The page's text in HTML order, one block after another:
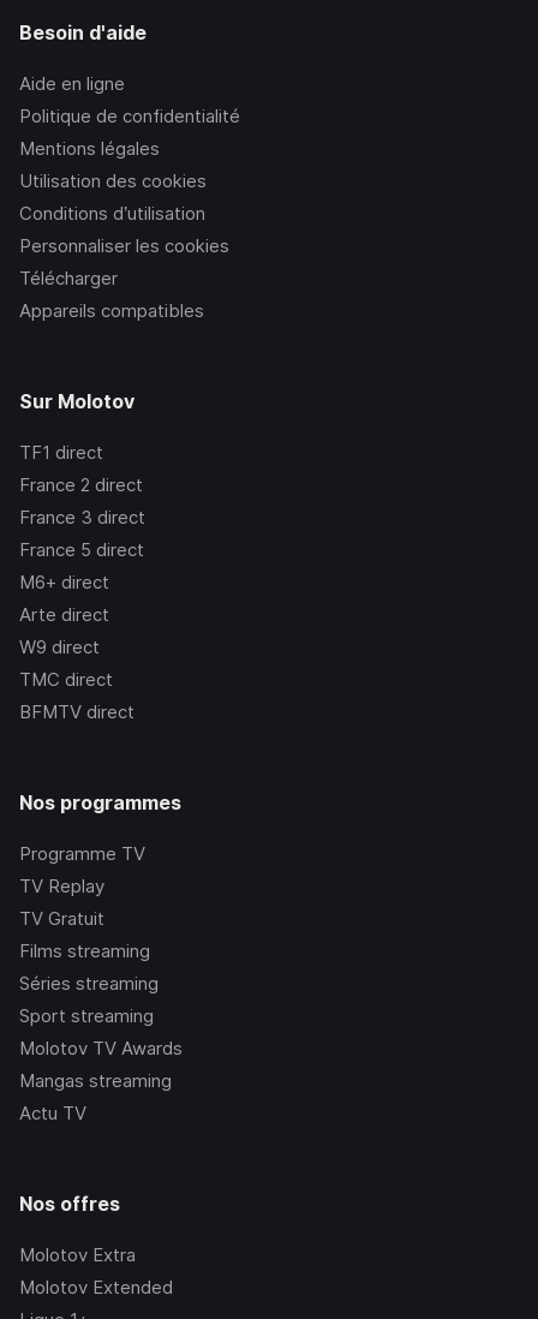
Besoin d'aide
Aide en ligne
Politique de confidentialité
Mentions légales
Utilisation des cookies
Conditions d’utilisation
Personnaliser les cookies
Télécharger
Appareils compatibles
Sur Molotov
TF1 direct
France 2 direct
France 3 direct
France 5 direct
M6+ direct
Arte direct
W9 direct
TMC direct
BFMTV direct
Nos programmes
Programme TV
TV Replay
TV Gratuit
Films streaming
Séries streaming
Sport streaming
Molotov TV Awards
Mangas streaming
Actu TV
Nos offres
Molotov Extra
Molotov Extended